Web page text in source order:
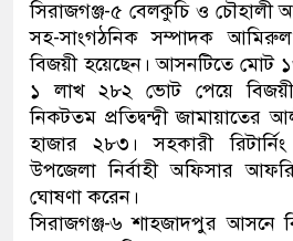
সিরাজগঞ্জ-৫ বেলকুচি ও চৌহালী
সহ-সাংগঠনিক সম্পাদক
বিজয়ী হয়েছেন। আসনটিতে মোট
১ লাখ ২৮২ ভোট পেয়ে বিজয়ী
নিকটতম প্রতিদ্বন্দ্বী
হাজার ২৮৩। সহকারী
উপজেলা নির্বাহী অফিসার
ঘোষণা করেন।
সিরাজগঞ্জ-৬ শাহজাদপুর আসনে